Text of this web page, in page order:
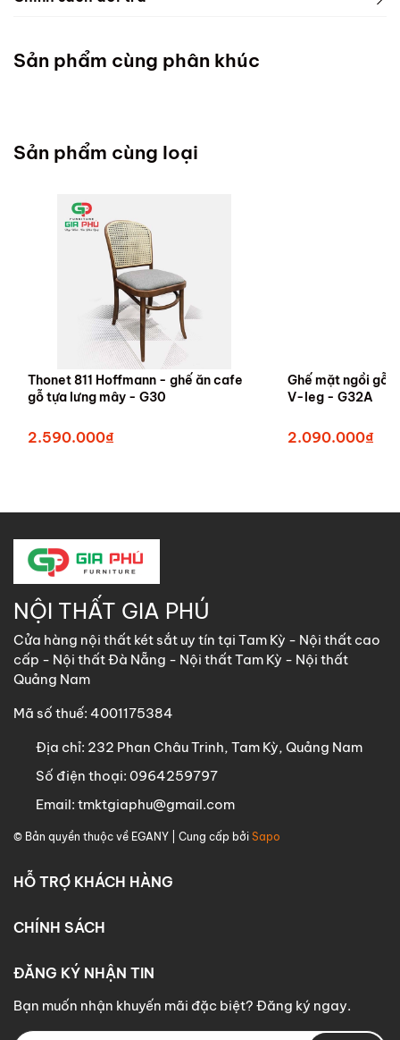
Sản phẩm cùng phân khúc
Sản phẩm cùng loại
Thonet 811 Hoffmann - ghế ăn cafe
gỗ tựa lưng mây - G30
2.590.000₫
Ghế mặt ngồi gỗ
V-leg - G32A
2.090.000₫
NỘI THẤT GIA PHÚ
Cửa hàng nội thất két sắt uy tín tại Tam Kỳ - Nội thất cao
cấp - Nội thất Đà Nẵng - Nội thất Tam Kỳ - Nội thất
Quảng Nam
Mã số thuế: 4001175384
Địa chỉ: 232 Phan Châu Trinh, Tam Kỳ, Quảng Nam
Số điện thoại: 0964259797
Email: tmktgiaphu@gmail.com
© Bản quyền thuộc về EGANY | Cung cấp bởi Sapo
HỖ TRỢ KHÁCH HÀNG
CHÍNH SÁCH
ĐĂNG KÝ NHẬN TIN
Bạn muốn nhận khuyến mãi đặc biệt? Đăng ký ngay.